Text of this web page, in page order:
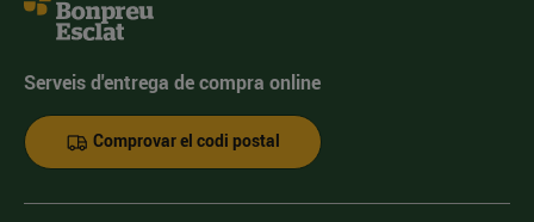
Serveis d'entrega de compra online
Comprovar el codi postal